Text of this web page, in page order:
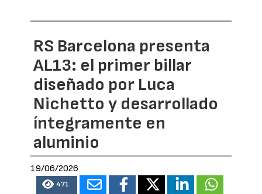
RS Barcelona presenta
AL13: el primer billar
diseñado por Luca
Nichetto y desarrollado
íntegramente en
aluminio
19/06/2026
471